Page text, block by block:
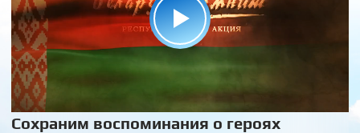
Сохраним воспоминания о героях